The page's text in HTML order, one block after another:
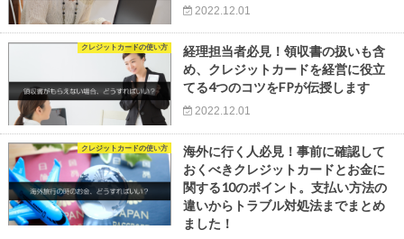
2022.12.01
クレジットカードの使い方
経理担当者必見！領収書の扱いも含
め、クレジットカードを経営に役立
てる4つのコツをFPが伝授します
2022.12.01
クレジットカードの使い方
海外に行く人必見！事前に確認して
おくべきクレジットカードとお金に
関する10のポイント。支払い方法の
違いからトラブル対処法までまとめ
ました！